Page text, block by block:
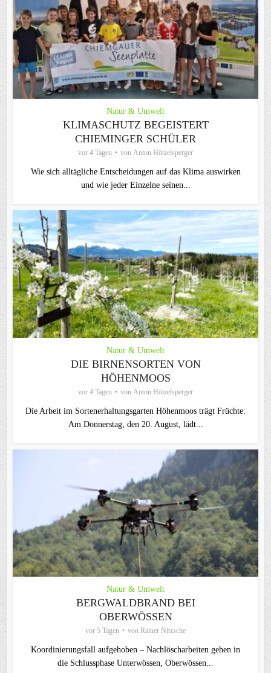
Natur & Umwelt
KLIMASCHUTZ BEGEISTERT
CHIEMINGER SCHÜLER
vor 4 Tagen von Anton Hötzelsperger
Wie sich alltägliche Entscheidungen auf das Klima auswirken
und wie jeder Einzelne seinen...
Natur & Umwelt
DIE BIRNENSORTEN VON
HÖHENMOOS
vor 4 Tagen von Anton Hötzelsperger
Die Arbeit im Sortenerhaltungsgarten Höhenmoos trägt Früchte:
Am Donnerstag, den 20. August, lädt...
Natur & Umwelt
BERGWALDBRAND BEI
OBERWÖSSEN
vor 5 Tagen von Rainer Nitzsche
Koordinierungsfall aufgehoben – Nachlöscharbeiten gehen in
die Schlussphase Unterwössen, Oberwössen...